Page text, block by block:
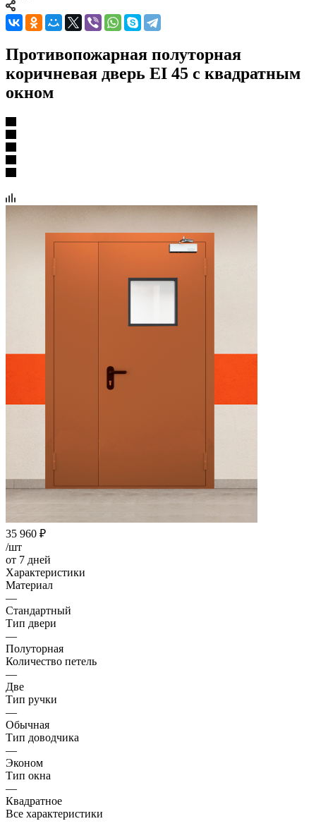
Противопожарная полуторная
коричневая дверь EI 45 с квадратным
окном
35 960 ₽
/шт
от 7 дней
Характеристики
Материал
—
Стандартный
Тип двери
—
Полуторная
Количество петель
—
Две
Тип ручки
—
Обычная
Тип доводчика
—
Эконом
Тип окна
—
Квадратное
Все характеристики